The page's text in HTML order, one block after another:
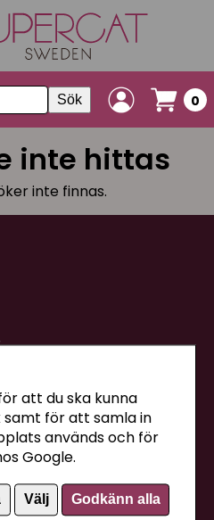
att du ska kunna
samt för att samla in
används och för
Google.
Välj Godkänn alla
Sök 0
inte hittas
inte finnas.
oss